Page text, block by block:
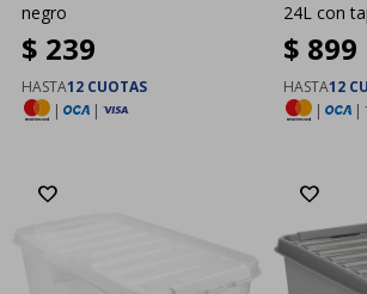
negro
$ 239
HASTA12 CUOTAS
|
|
24L con
$ 899
HASTA12
|
|